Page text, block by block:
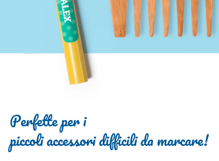
Perfette per i
piccoli accessori difficili da marcare!